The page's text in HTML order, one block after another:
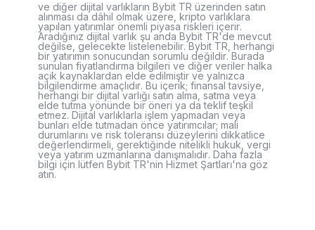
ve diğer dijital varlıkların Bybit TR üzerinden satın
alınması da dâhil olmak üzere, kripto varlıklara
yapılan yatırımlar önemli piyasa riskleri içerir.
Aradığınız dijital varlık şu anda Bybit TR'de mevcut
değilse, gelecekte listelenebilir. Bybit TR, herhangi
bir yatırımın sonucundan sorumlu değildir. Burada
sunulan fiyatlandırma bilgileri ve diğer veriler halka
açık kaynaklardan elde edilmiştir ve yalnızca
bilgilendirme amaçlıdır. Bu içerik; finansal tavsiye,
herhangi bir dijital varlığı satın alma, satma veya
elde tutma yönünde bir öneri ya da teklif teşkil
etmez. Dijital varlıklarla işlem yapmadan veya
bunları elde tutmadan önce yatırımcılar; mali
durumlarını ve risk toleransı düzeylerini dikkatlice
değerlendirmeli, gerektiğinde nitelikli hukuk, vergi
veya yatırım uzmanlarına danışmalıdır. Daha fazla
bilgi için lütfen Bybit TR'nin Hizmet Şartları'na göz
atın.